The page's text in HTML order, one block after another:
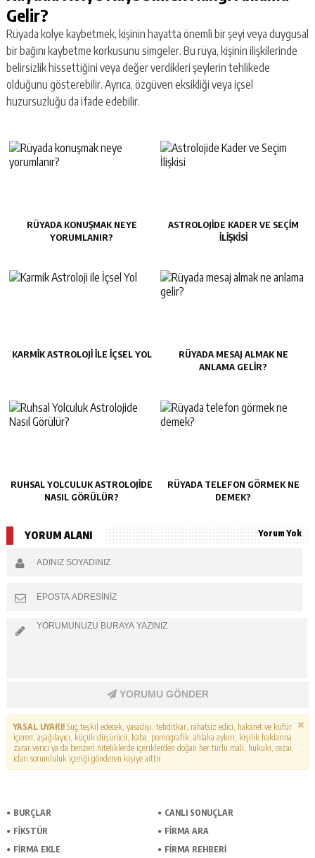
Gelir?
Rüyada kolye kaybetmek, kişinin hayatta önemli bir şeyi veya duygusal
bir bağını kaybetme korkusunu simgeler. Bu rüya, kişinin ilişkilerinde
belirsizlik hissettiğini veya değer verdikleri şeylerin tehlikede
olduğunu gösterebilir. Ayrıca, özgüven eksikliği veya içsel
huzursuzluğu da ifade edebilir.
RÜYADA KONUŞMAK NEYE
YORUMLANIR?
ASTROLOJIDE KADER VE SEÇIM
İLIŞKISI
KARMIK ASTROLOJI ILE İÇSEL YOL
RÜYADA MESAJ ALMAK NE
ANLAMA GELIR?
RUHSAL YOLCULUK ASTROLOJIDE
NASIL GÖRÜLÜR?
RÜYADA TELEFON GÖRMEK NE
DEMEK?
YORUM ALANI Yorum Yok
YORUMU GÖNDER
YASAL UYARI!Suç teşkil edecek, yasadışı, tehditkar, rahatsız edici, hakaret ve küfür
içeren, aşağılayıcı, küçük düşürücü, kaba, pornografik, ahlaka aykırı, kişilik haklarına
zarar verici ya da benzeri niteliklerde içeriklerden doğan her türlü mali, hukuki, cezai,
idari sorumluluk içeriği gönderen kişiye aittir.
BURÇLAR
CANLI SONUÇLAR
FİKSTÜR
FİRMA ARA
FİRMA EKLE
FİRMA REHBERİ